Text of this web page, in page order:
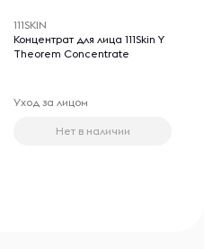
111SKIN
Концентрат для лица 111Skin Y
Theorem Concentrate
Уход за лицом
Нет в наличии